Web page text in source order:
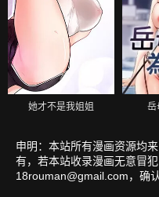
她才不是我姐姐 岳
申明：本站所有漫画资源均
有，若本站收录漫画无意冒
18rouman@gmail.com，确